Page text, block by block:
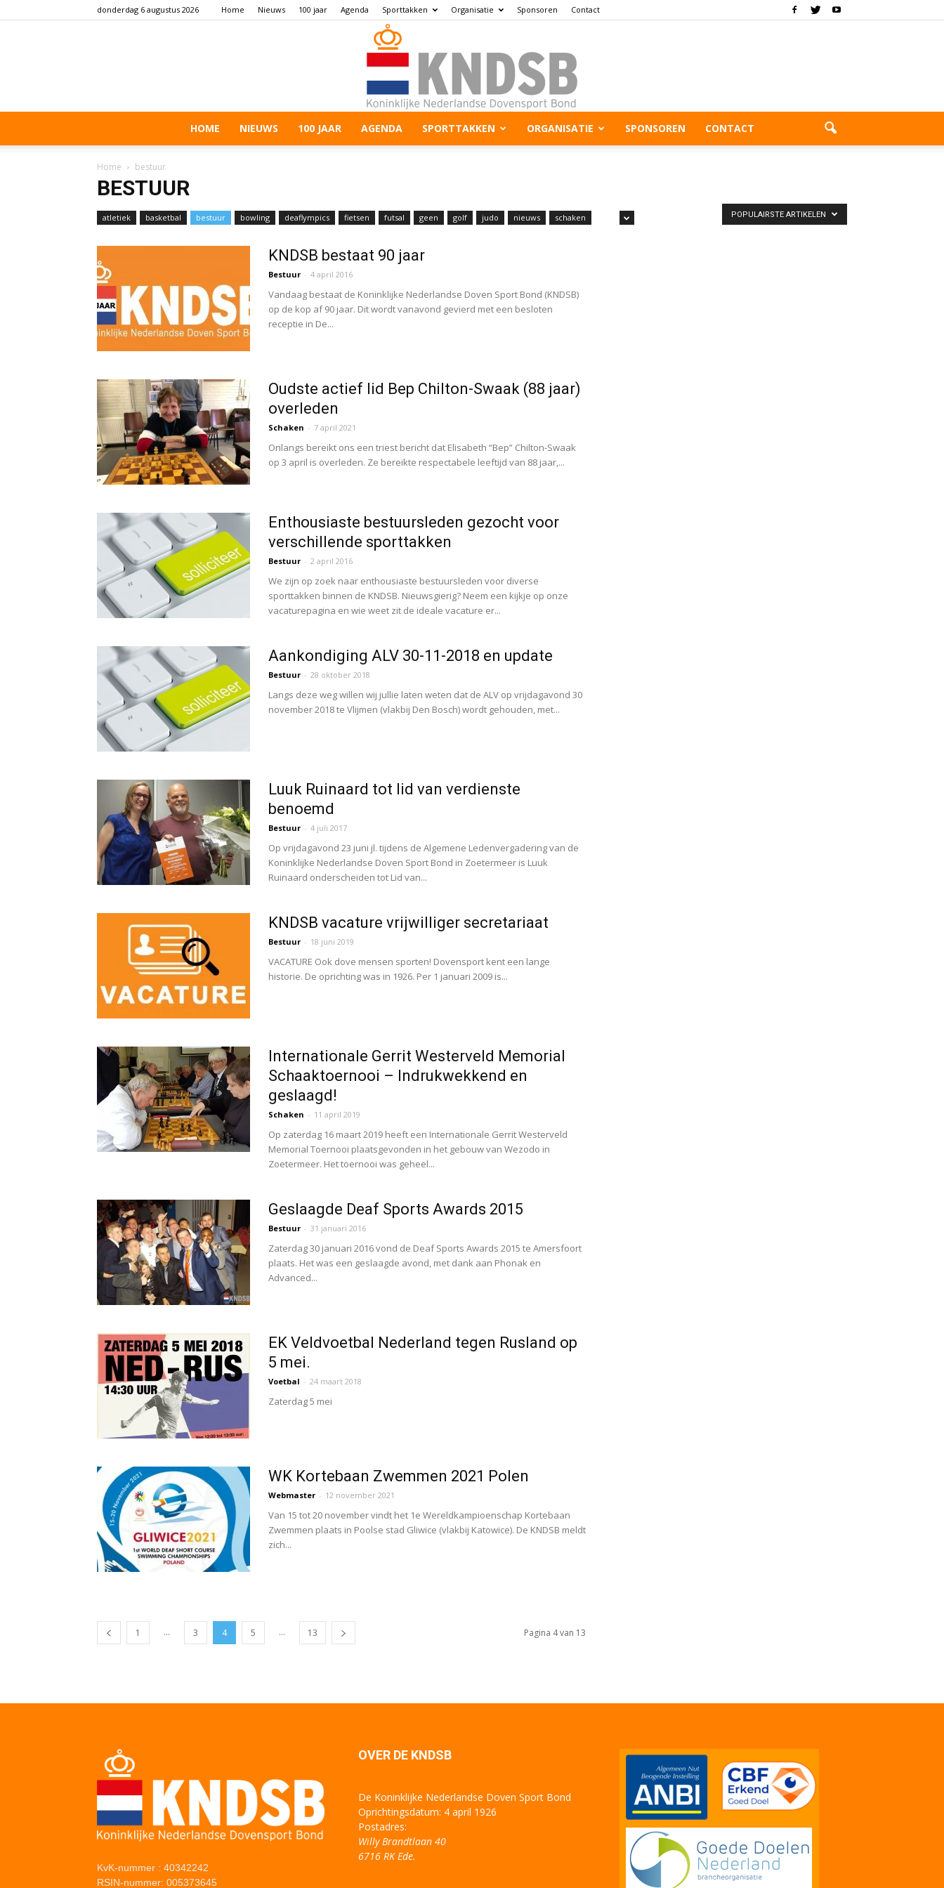
donderdag 6 augustus 2026 Home Nieuws 100 jaar Agenda Sporttakken Organisatie Sponsoren Contact
HOME NIEUWS 100 JAAR AGENDA SPORTTAKKEN ORGANISATIE SPONSOREN CONTACT
Home bestuur
BESTUUR
atletiek basketbal bestuur bowling deaflympics fietsen futsal geen golf judo nieuws
schaken
POPULAIRSTE ARTIKELEN
KNDSB bestaat 90 jaar
Bestuur - 4 april 2016
Vandaag bestaat de Koninklijke Nederlandse Doven Sport Bond (KNDSB)
op de kop af 90 jaar. Dit wordt vanavond gevierd met een besloten
receptie in De...
Oudste actief lid Bep Chilton-Swaak (88 jaar)
overleden
Schaken - 7 april 2021
Onlangs bereikt ons een triest bericht dat Elisabeth “Bep” Chilton-Swaak
op 3 april is overleden. Ze bereikte respectabele leeftijd van 88 jaar,...
Enthousiaste bestuursleden gezocht voor
verschillende sporttakken
Bestuur - 2 april 2016
We zijn op zoek naar enthousiaste bestuursleden voor diverse
sporttakken binnen de KNDSB. Nieuwsgierig? Neem een kijkje op onze
vacaturepagina en wie weet zit de ideale vacature er...
Aankondiging ALV 30-11-2018 en update
Bestuur - 28 oktober 2018
Langs deze weg willen wij jullie laten weten dat de ALV op vrijdagavond 30
november 2018 te Vlijmen (vlakbij Den Bosch) wordt gehouden, met...
Luuk Ruinaard tot lid van verdienste
benoemd
Bestuur - 4 juli 2017
Op vrijdagavond 23 juni jl. tijdens de Algemene Ledenvergadering van de
Koninklijke Nederlandse Doven Sport Bond in Zoetermeer is Luuk
Ruinaard onderscheiden tot Lid van...
KNDSB vacature vrijwilliger secretariaat
Bestuur - 18 juni 2019
VACATURE Ook dove mensen sporten! Dovensport kent een lange
historie. De oprichting was in 1926. Per 1 januari 2009 is...
Internationale Gerrit Westerveld Memorial
Schaaktoernooi – Indrukwekkend en
geslaagd!
Schaken - 11 april 2019
Op zaterdag 16 maart 2019 heeft een Internationale Gerrit Westerveld
Memorial Toernooi plaatsgevonden in het gebouw van Wezodo in
Zoetermeer. Het toernooi was geheel...
Geslaagde Deaf Sports Awards 2015
Bestuur - 31 januari 2016
Zaterdag 30 januari 2016 vond de Deaf Sports Awards 2015 te Amersfoort
plaats. Het was een geslaagde avond, met dank aan Phonak en
Advanced...
EK Veldvoetbal Nederland tegen Rusland op
5 mei.
Voetbal - 24 maart 2018
Zaterdag 5 mei
WK Kortebaan Zwemmen 2021 Polen
Webmaster - 12 november 2021
Van 15 tot 20 november vindt het 1e Wereldkampioenschap Kortebaan
Zwemmen plaats in Poolse stad Gliwice (vlakbij Katowice). De KNDSB meldt
zich...
1 ... 3 4 5 ... 13 Pagina 4 van 13
KvK-nummer : 40342242
RSIN-nummer: 005373645
OVER DE KNDSB
De Koninklijke Nederlandse Doven Sport Bond
Oprichtingsdatum: 4 april 1926
Postadres:
Willy Brandtlaan 40
6716 RK Ede.